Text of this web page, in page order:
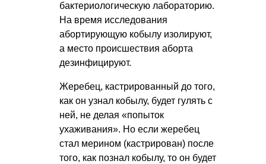
бактериологическую лабораторию.
На время исследования
абортирующую кобылу изолируют,
а место происшествия аборта
дезинфицируют.
Жеребец, кастрированный до того,
как он узнал кобылу, будет гулять с
ней, не делая «попыток
ухаживания». Но если жеребец
стал мерином (кастрирован) после
того, как познал кобылу, то он будет